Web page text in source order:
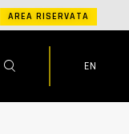
AREA RISERVATA
EN